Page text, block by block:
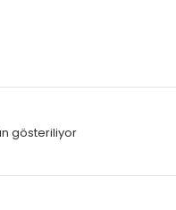
gösteriliyor